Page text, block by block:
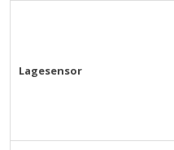
Lagesensor